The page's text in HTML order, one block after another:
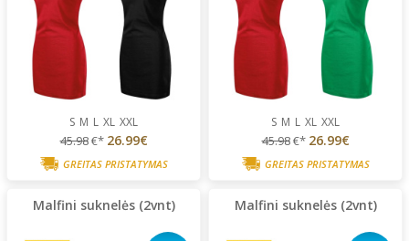
S M L XL XXL
45.98€* 26.99€
GREITAS PRISTATYMAS
S M L XL XXL
45.98€* 26.99€
GREITAS PRISTATYMAS
Malfini suknelės (2vnt) Malfini suknelės (2vnt)